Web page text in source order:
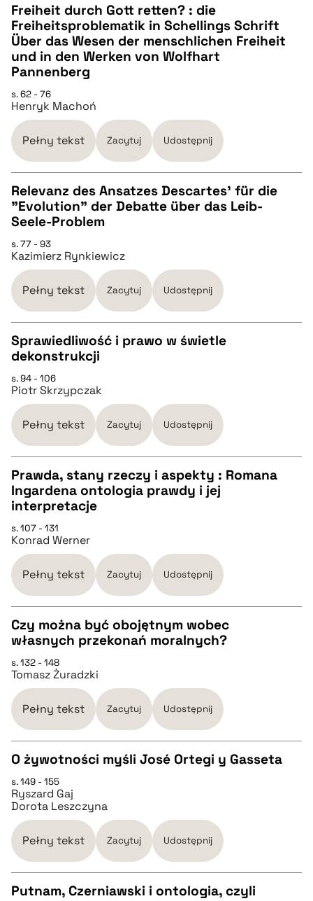
pobierz cytat
CZYSTY TEKST
pobierz cytat
BIBTEX
pobierz cytat
Freiheit durch Gott retten? : die
Freiheitsproblematik in Schellings Schrift
Über das Wesen der menschlichen Freiheit
und in den Werken von Wolfhart
Pannenberg
s. 62 - 76
Henryk Machoń
Pełny tekst Zacytuj Udostępnij
CZYSTY TEKST
pobierz cytat
BIBTEX
pobierz cytat
Relevanz des Ansatzes Descartes’ für die
"Evolution" der Debatte über das Leib-
Seele-Problem
s. 77 - 93
Kazimierz Rynkiewicz
Pełny tekst Zacytuj Udostępnij
CZYSTY TEKST
pobierz cytat
BIBTEX
pobierz cytat
Sprawiedliwość i prawo w świetle
dekonstrukcji
s. 94 - 106
Piotr Skrzypczak
Pełny tekst Zacytuj Udostępnij
CZYSTY TEKST
pobierz cytat
BIBTEX
pobierz cytat
Prawda, stany rzeczy i aspekty : Romana
Ingardena ontologia prawdy i jej
interpretacje
s. 107 - 131
Konrad Werner
Pełny tekst Zacytuj Udostępnij
CZYSTY TEKST
pobierz cytat
BIBTEX
Czy można być obojętnym wobec
własnych przekonań moralnych?
s. 132 - 148
Tomasz Żuradzki
Pełny tekst Zacytuj Udostępnij
CZYSTY TEKST
pobierz cytat
BIBTEX
O żywotności myśli José Ortegi y Gasseta
s. 149 - 155
Ryszard Gaj
Dorota Leszczyna
Pełny tekst Zacytuj Udostępnij
Putnam, Czerniawski i ontologia, czyli